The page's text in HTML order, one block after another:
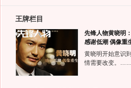
王牌栏目
先锋人物黄晓明：
感谢低潮 偶像重
黄晓明开始意识
情需要改变。……